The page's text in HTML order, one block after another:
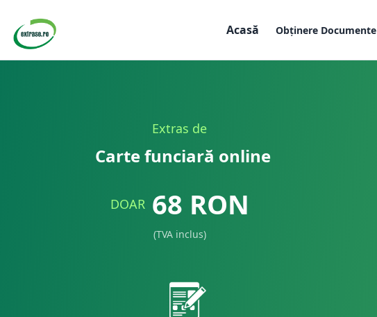
Acasă Obținere Documente
Extras de
Carte funciară online
DOAR 68 RON
(TVA inclus)